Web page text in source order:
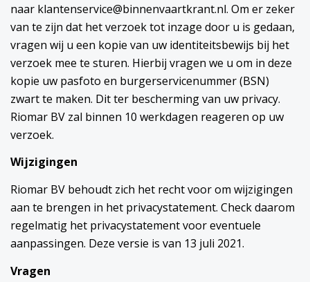
naar klantenservice@binnenvaartkrant.nl. Om er zeker
van te zijn dat het verzoek tot inzage door u is gedaan,
vragen wij u een kopie van uw identiteitsbewijs bij het
verzoek mee te sturen. Hierbij vragen we u om in deze
kopie uw pasfoto en burgerservicenummer (BSN)
zwart te maken. Dit ter bescherming van uw privacy.
Riomar BV zal binnen 10 werkdagen reageren op uw
verzoek.
Wijzigingen
Riomar BV behoudt zich het recht voor om wijzigingen
aan te brengen in het privacystatement. Check daarom
regelmatig het privacystatement voor eventuele
aanpassingen. Deze versie is van 13 juli 2021.
Vragen